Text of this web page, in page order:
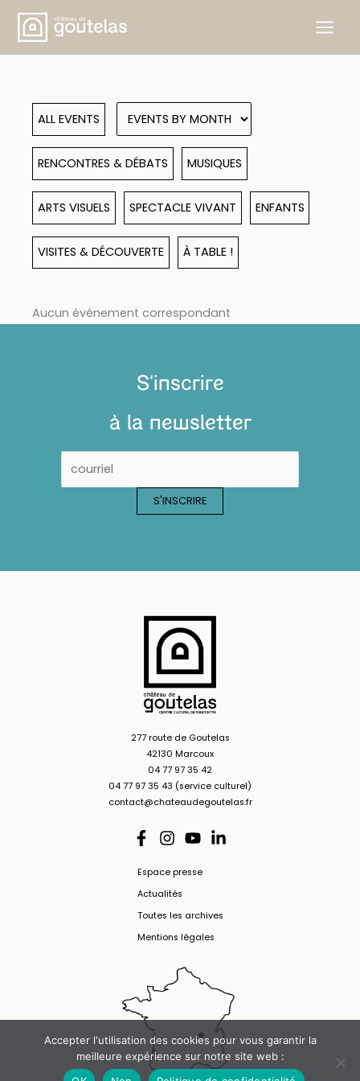
Skip
content
ALL EVENTS
RENCONTRES & DÉBATS MUSIQUES
ARTS VISUELS SPECTACLE VIVANT ENFANTS
VISITES & DÉCOUVERTE À TABLE !
Aucun événement correspondant
S'inscrire
à la newsletter
277 route de Goutelas
42130 Marcoux
04 77 97 35 42
04 77 97 35 43 (service culturel)
contact@chateaudegoutelas.fr
Espace presse
Actualités
Toutes les archives
Mentions légales
Accepter l'utilisation des cookies pour vous garantir la
meilleure expérience sur notre site web :